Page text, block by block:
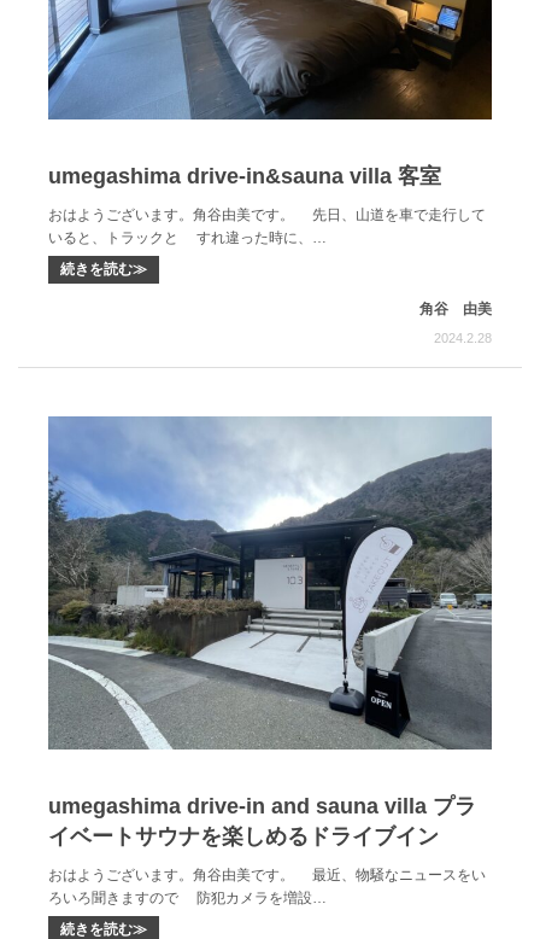
umegashima drive-in&sauna villa 客室
おはようございます。角谷由美です。 先日、山道を車で走行して
いると、トラックと すれ違った時に、…
続きを読む≫
角谷 由美
2024.2.28
umegashima drive-in and sauna villa プラ
イベートサウナを楽しめるドライブイン
おはようございます。角谷由美です。 最近、物騒なニュースをい
ろいろ聞きますので 防犯カメラを増設…
続きを読む≫